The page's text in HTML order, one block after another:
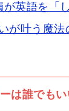
が英語を「
が叶う魔法
は誰でもい